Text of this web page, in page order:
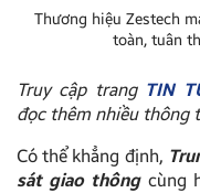
Thương hiệu Zestech
toàn, tuân
Truy cập trang TIN
đọc thêm nhiều thông
Có thể khẳng định,
sát giao thôngcùng